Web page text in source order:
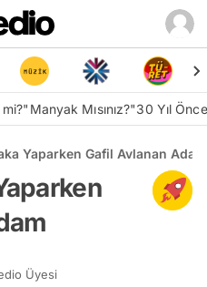
"Manyak Mısınız?"30 Yıl
Yaparken Gafil Avlanan Adam
Üyesi